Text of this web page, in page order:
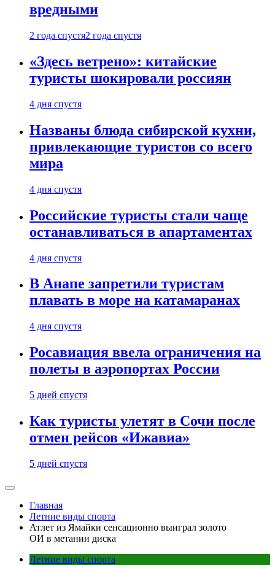
вредными
2 года спустя2 года спустя
«Здесь ветрено»: китайские
туристы шокировали россиян
4 дня спустя
Названы блюда сибирской кухни,
привлекающие туристов со всего
мира
4 дня спустя
Российские туристы стали чаще
останавливаться в апартаментах
4 дня спустя
В Анапе запретили туристам
плавать в море на катамаранах
4 дня спустя
Росавиация ввела ограничения на
полеты в аэропортах России
5 дней спустя
Как туристы улетят в Сочи после
отмен рейсов «Ижавиа»
5 дней спустя
Главная
Летние виды спорта
Атлет из Ямайки сенсационно выиграл золото
ОИ в метании диска
Летние виды спорта